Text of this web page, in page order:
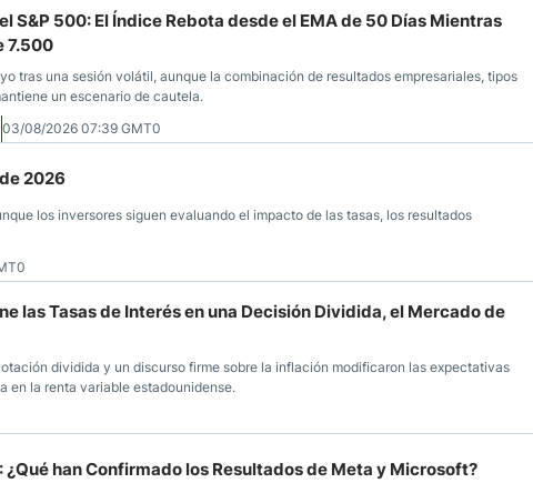
S&P 500: El Índice Rebota desde el EMA de 50 Días Mientras
7.500
tras una sesión volátil, aunque la combinación de resultados empresariales, tipos
un escenario de cautela.
03/08/2026 07:39 GMT0
2026
los inversores siguen evaluando el impacto de las tasas, los resultados
las Tasas de Interés en una Decisión Dividida, el Mercado de
dividida y un discurso firme sobre la inflación modificaron las expectativas
en la renta variable estadounidense.
¿Qué han Confirmado los Resultados de Meta y Microsoft?